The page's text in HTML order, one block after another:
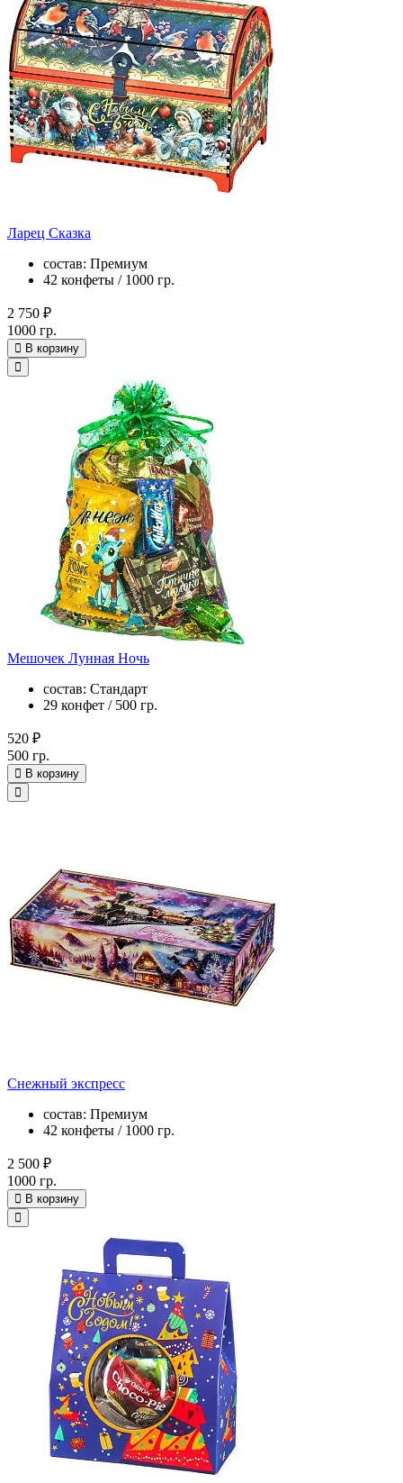
Ларец Сказка
состав: Премиум
42 конфеты / 1000 гр.
2 750 ₽
1000 гр.
В корзину
Мешочек Лунная Ночь
состав: Стандарт
29 конфет / 500 гр.
520 ₽
500 гр.
В корзину
Снежный экспресс
состав: Премиум
42 конфеты / 1000 гр.
2 500 ₽
1000 гр.
В корзину